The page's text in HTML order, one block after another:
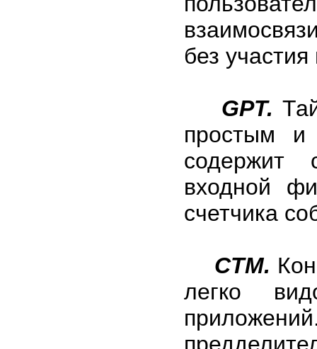
без
GPT.
простым и
содержит
входной
счетчика
CTM.
легко